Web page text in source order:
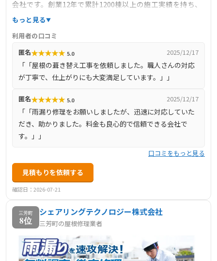
会社です。創業12年で累計1200棟以上の施工実績を持ち、
豊富な経験と高い技術力で地域の皆様から信頼を得ていま
品質なサービスを提供しています。見積もりや現地調査は
無料で対応し、最長15年の保証制度や定期的な訪問点検な
ど、アフターサポートも充実しています。
もっと見る
利用者の口コミ
匿名★★★★★ 5.0 2025/12/17
「「屋根の葺き替え工事を依頼しました。職人さんの対応
が丁寧で、仕上がりにも大変満足しています。」」
匿名★★★★★ 5.0 2025/12/17
「「雨漏り修理をお願いしましたが、迅速に対応していた
だき、助かりました。料金も良心的で信頼できる会社で
す。」」
口コミをもっと見る
見積もりを依頼する
確認日：2026-07-21
三芳町
8位
シェアリングテクノロジー株式会社
三芳町の屋根修理業者